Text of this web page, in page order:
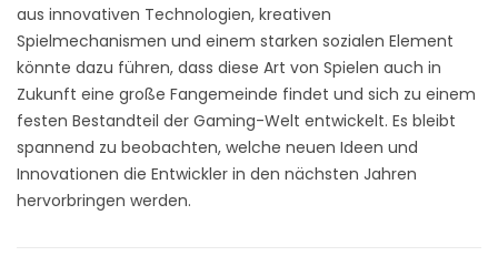
aus innovativen Technologien, kreativen
Spielmechanismen und einem starken sozialen Element
könnte dazu führen, dass diese Art von Spielen auch in
Zukunft eine große Fangemeinde findet und sich zu einem
festen Bestandteil der Gaming-Welt entwickelt. Es bleibt
spannend zu beobachten, welche neuen Ideen und
Innovationen die Entwickler in den nächsten Jahren
hervorbringen werden.